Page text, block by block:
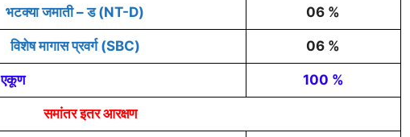
भटक्या जमाती – ड (NT-D) 06 %
विशेष मागास प्रवर्ग (SBC) 06 %
एकूण 100 %
समांतर इतर आरक्षण